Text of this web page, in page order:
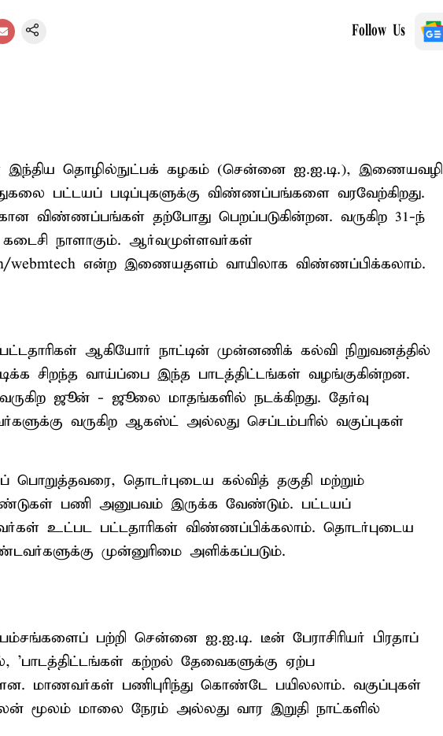
Follow Us
தொழில்நுட்பக் கழகம் (சென்னை ஐ.ஐ.டி.), இணையவழி
பட்டயப் படிப்புகளுக்கு விண்ணப்பங்களை வரவேற்கிறது.
விண்ணப்பங்கள் தற்போது பெறப்படுகின்றன. வருகிற 31-ந்
நாளாகும். ஆர்வமுள்ளவர்கள்
webmtech என்ற இணையதளம் வாயிலாக விண்ணப்பிக்கலாம்.
பட்டதாரிகள் ஆகியோர் நாட்டின் முன்னணிக் கல்வி நிறுவனத்தில்
சிறந்த வாய்ப்பை இந்த பாடத்திட்டங்கள் வழங்குகின்றன.
ஜூன் - ஜூலை மாதங்களில் நடக்கிறது. தேர்வு
வருகிற ஆகஸ்ட் அல்லது செப்டம்பரில் வகுப்புகள்
பொறுத்தவரை, தொடர்புடைய கல்வித் தகுதி மற்றும்
பணி அனுபவம் இருக்க வேண்டும். பட்டயப்
உட்பட பட்டதாரிகள் விண்ணப்பிக்கலாம். தொடர்புடைய
முன்னுரிமை அளிக்கப்படும்.
பற்றி சென்னை ஐ.ஐ.டி. டீன் பேராசிரியர் பிரதாப்
'பாடத்திட்டங்கள் கற்றல் தேவைகளுக்கு ஏற்ப
மாணவர்கள் பணிபுரிந்து கொண்டே பயிலலாம். வகுப்புகள்
மூலம் மாலை நேரம் அல்லது வார இறுதி நாட்களில்